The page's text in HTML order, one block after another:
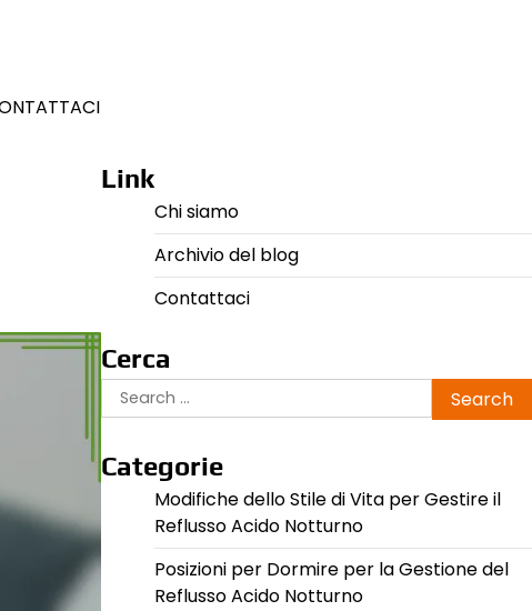
Link
Chi siamo
Archivio del blog
Contattaci
Cerca
Search
for:
Categorie
Modifiche dello Stile di Vita per Gestire il
Reflusso Acido Notturno
Posizioni per Dormire per la Gestione del
Reflusso Acido Notturno